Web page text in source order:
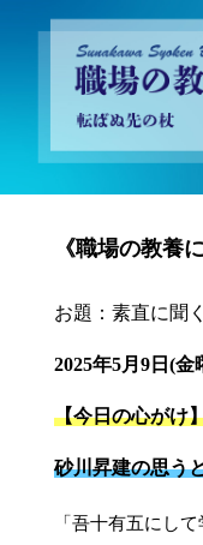
砂川昇建会長ブログ 職
《職場の教養
お題：素直に聞く
2025年5月9日(金
【今日の心がけ
砂川昇建の思う
「吾十有五にし